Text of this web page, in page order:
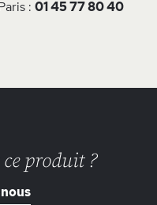
: 01 45 77 80 40
produit ?